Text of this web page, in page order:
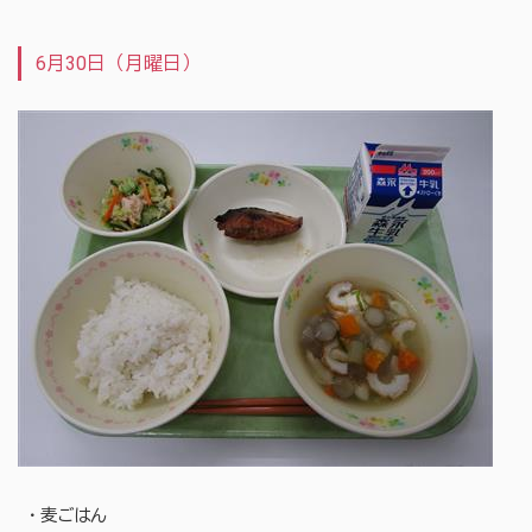
6月30日（月曜日）
・麦ごはん